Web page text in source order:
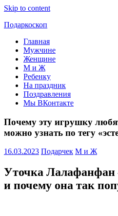
Skip to content
Подаркоскоп
Поможем
выбрать
подарить
Главная
Мужчине
Женщине
М и Ж
Ребенку
На праздник
Поздравления
Мы ВКонтакте
Почему эту игрушку
можно узнать по тегу
16.03.2023 Подарчек М и Ж
Уточка
и почему она так